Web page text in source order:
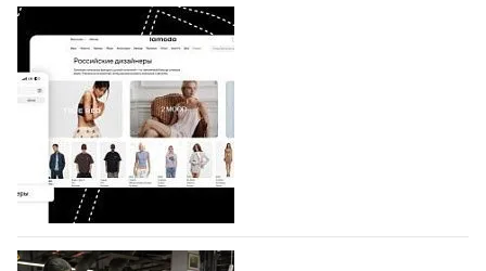
На платформе Lamoda - новый раздел и